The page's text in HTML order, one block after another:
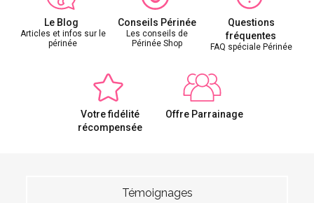
Le Blog
Articles et infos sur le
périnée
Conseils Périnée
Les conseils de
Périnée Shop
Questions
fréquentes
FAQ spéciale Périnée
Votre fidélité
récompensée
Offre Parrainage
Témoignages